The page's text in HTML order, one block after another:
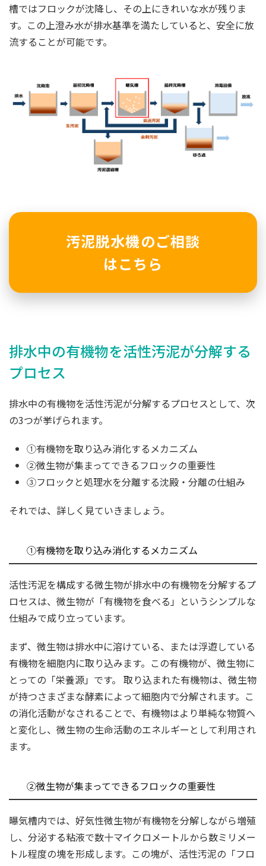
槽ではフロックが沈降し、その上にきれいな水が残りま
す。この上澄み水が排水基準を満たしていると、安全に放
流することが可能です。
汚泥脱水機のご相談
はこちら
排水中の有機物を活性汚泥が分解する
プロセス
排水中の有機物を活性汚泥が分解するプロセスとして、次
の3つが挙げられます。
①有機物を取り込み消化するメカニズム
②微生物が集まってできるフロックの重要性
③フロックと処理水を分離する沈殿・分離の仕組み
それでは、詳しく見ていきましょう。
①有機物を取り込み消化するメカニズム
活性汚泥を構成する微生物が排水中の有機物を分解するプ
ロセスは、微生物が「有機物を食べる」というシンプルな
仕組みで成り立っています。
まず、微生物は排水中に溶けている、または浮遊している
有機物を細胞内に取り込みます。この有機物が、微生物に
とっての「栄養源」です。 取り込まれた有機物は、微生物
が持つさまざまな酵素によって細胞内で分解されます。こ
の消化活動がなされることで、有機物はより単純な物質へ
と変化し、微生物の生命活動のエネルギーとして利用され
ます。
②微生物が集まってできるフロックの重要性
曝気槽内では、好気性微生物が有機物を分解しながら増殖
し、分泌する粘液で数十マイクロメートルから数ミリメー
トル程度の塊を形成します。この塊が、活性汚泥の「フロ